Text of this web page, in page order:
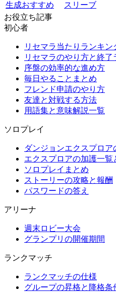
生成おすすめ
スリーブ
お役立ち記事
初心者
リセマラ当たりランキン
リセマラのやり方と終了
序盤の効率的な進め方
毎日やることまとめ
フレンド申請のやり方
友達と対戦する方法
用語集と意味解説一覧
ソロプレイ
ダンジョンエクスプロア
エクスプロアの加護一
ソロプレイまとめ
ストーリーの攻略と報酬
パスワードの答え
アリーナ
週末ロビー大会
グランプリの開催期間
ランクマッチ
ランクマッチの仕様
グループの昇格と降格条